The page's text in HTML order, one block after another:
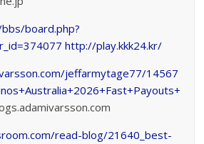
board.php?
http://play.kkk24.kr/
jeffarmytage77/14567
read-blog/21640_best-